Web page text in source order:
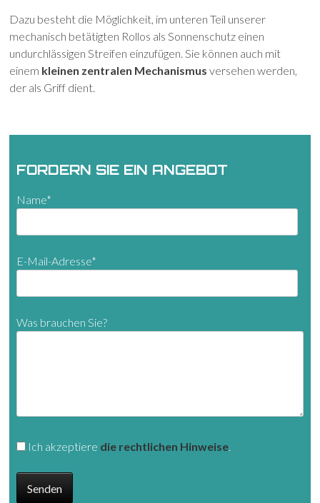
Dazu besteht die Möglichkeit, im unteren Teil unserer
mechanisch betätigten Rollos als Sonnenschutz einen
undurchlässigen Streifen einzufügen. Sie können auch mit
einem kleinen zentralen Mechanismus versehen werden,
der als Griff dient.
FORDERN SIE EIN ANGEBOT
Name*
E-Mail-Adresse*
Was brauchen Sie?
Ich akzeptiere die rechtlichen Hinweise.